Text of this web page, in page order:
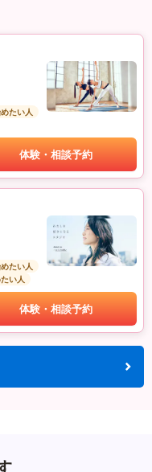
たい人
体験・相談予約
たい人
い人
体験・相談予約